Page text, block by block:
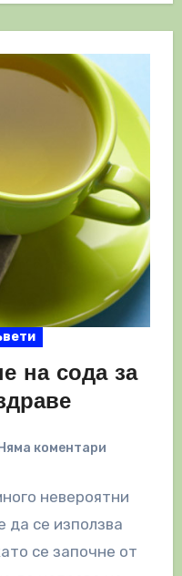
на сода за
Няма коментари
невероятни
да се използва
се започне от